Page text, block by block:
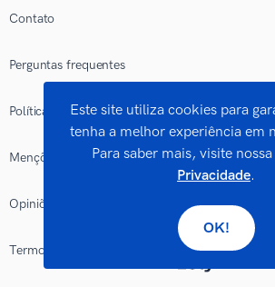
Contato
Perguntas frequentes
Política Editorial
Menções na mídia
Opiniões e comentários
Termos de serviço
Este site utiliza cookies para
tenha a melhor experiência em
Para saber mais, visite nossa
Privacidade.
OK!